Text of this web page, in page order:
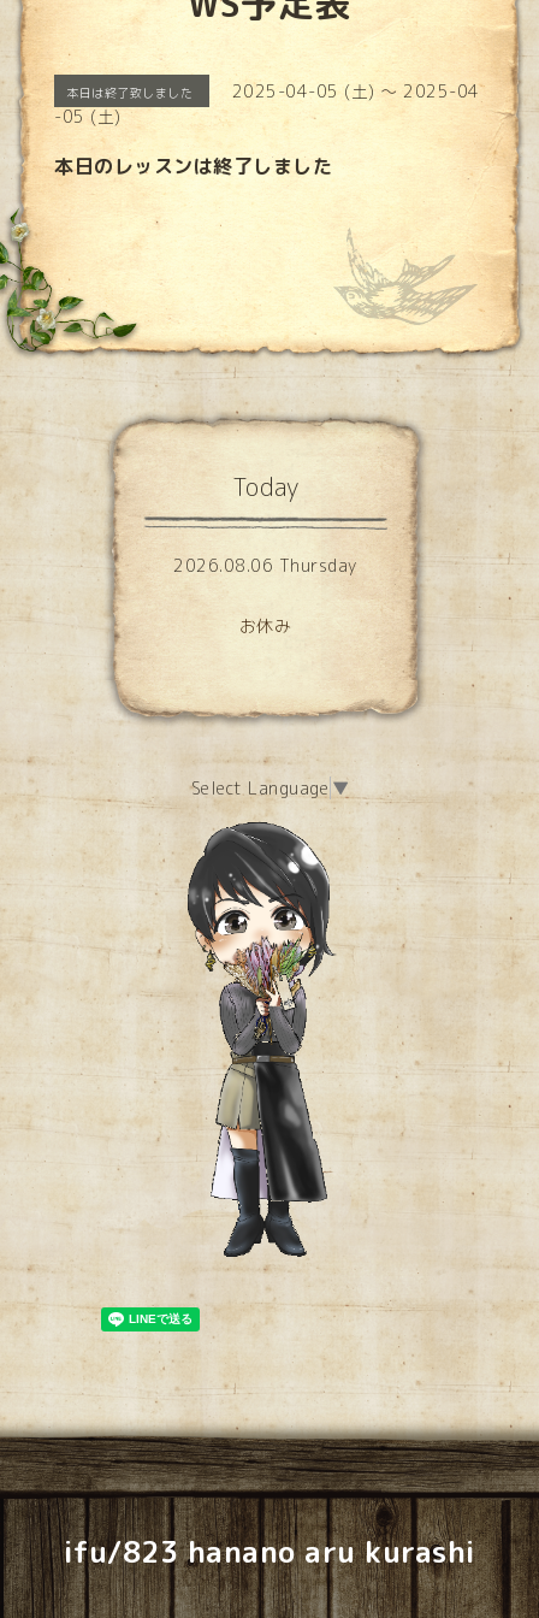
本日は終了致しました
2025-04-05 (土) ～ 2025-04
-05 (土)
本日のレッスンは終了しました
Today
2026.08.06 Thursday
お休み
Select Language ▼
ifu/823 hanano aru kurashi